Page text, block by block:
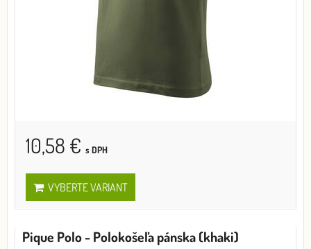
10,58 € s DPH
VYBERTE VARIANT
Pique Polo - Polokošeľa pánska (khaki)